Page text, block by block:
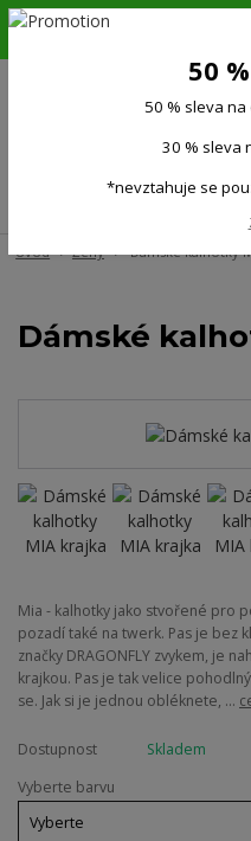
6.-16.8.26. DOVOLENÁ !!! 50 %
(Po-Pá 9:00-15.00)
Úvod Ženy Dámské kalhotky
Dámské
Mia - kalhotky jako stvořené pro
pozadí také na twerk. Pas je bez
značky DRAGONFLY zvykem, je
krajkou. Pas je tak velice
se. Jak si je jednou obléknete, ...
Dostupnost
Skladem
Vyberte barvu
50
50 % sleva
30 % sleva
*nevztahuje se